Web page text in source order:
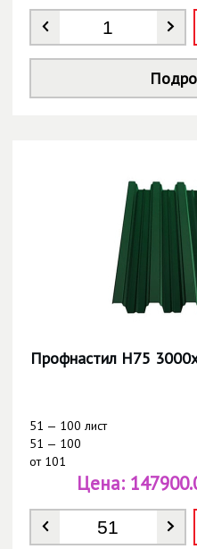
Количество *
Профнастил Н75
51 — 100 лист
51 — 100
от101
Количество *
Цена: